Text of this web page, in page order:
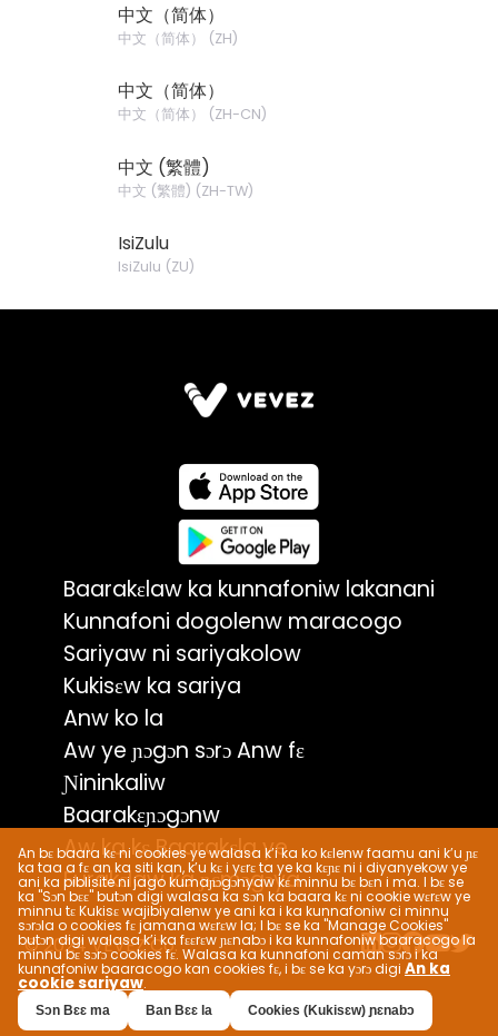
An bɛ baara kɛ ni cookies ye walasa k’i ka ko kɛlenw faamu ani k’u ɲɛ
ka taa a fɛ an ka siti kan, k’u kɛ i yɛrɛ ta ye ka kɛɲɛ ni i diyanyekow ye
ani ka piblisite ni jago kumaɲɔgɔnyaw kɛ minnu bɛ bɛn i ma. I bɛ se
ka "Sɔn bɛɛ" butɔn digi walasa ka sɔn ka baara kɛ ni cookie wɛrɛw ye
minnu tɛ Kukisɛ wajibiyalenw ye ani ka i ka kunnafoniw ci minnu
sɔrɔla o cookies fɛ jamana wɛrɛw la; I bɛ se ka "Manage Cookies"
butɔn digi walasa k’i ka fɛɛrɛw ɲɛnabɔ i ka kunnafoniw baaracogo la
minnu bɛ sɔrɔ cookies fɛ. Walasa ka kunnafoni caman sɔrɔ i ka
kunnafoniw baaracogo kan cookies fɛ, i bɛ se ka yɔrɔ digi An ka
cookie sariyaw.
Sɔn Bɛɛ ma Ban Bɛɛ la Cookies (Kukisɛw) ɲɛnabɔ
中文（简体）
中文（简体） (ZH)
中文（简体）
中文（简体） (ZH-CN)
中文 (繁體)
中文 (繁體) (ZH-TW)
IsiZulu
IsiZulu (ZU)
Baarakɛlaw ka kunnafoniw lakanani
Kunnafoni dogolenw maracogo
Sariyaw ni sariyakolow
Kukisɛw ka sariya
Anw ko la
Aw ye ɲɔgɔn sɔrɔ Anw fɛ
Ɲininkaliw
Baarakɛɲɔgɔnw
Aw ka kɛ Baarakɛla ye
Furakɛlaw ka ɲɛmɔgɔya
© 2024 VEVEZ Co.